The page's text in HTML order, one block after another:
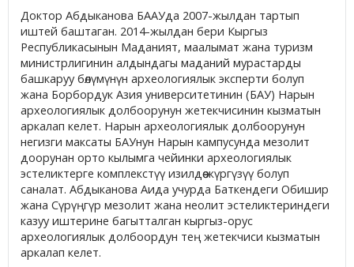
Доктор Абдыканова БААУда 2007-жылдан тартып
иштей баштаган. 2014-жылдан бери Кыргыз
Республикасынын Маданият, маалымат жана туризм
министрлигинин алдындагы маданий мурастарды
башкаруу бөлүмүнүн археологиялык эксперти болуп
жана Борбордук Азия университетинин (БАУ) Нарын
археологиялык долбоорунун жетекчисинин кызматын
аркалап келет. Нарын археологиялык долбоорунун
негизги максаты БАУнун Нарын кампусунда мезолит
доорунан орто кылымга чейинки археологиялык
эстеликтерге комплекстүү изилдөө жүргүзүү болуп
саналат. Абдыканова Аида учурда Баткендеги Обишир
жана Сүрүңгүр мезолит жана неолит эстеликтериндеги
казуу иштерине багытталган кыргыз-орус
археологиялык долбоордун тең жетекчиси кызматын
аркалап келет.